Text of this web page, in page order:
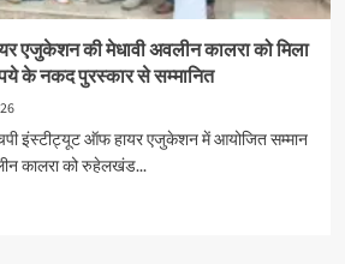
एजुकेशन की मेधावी अवलीन कालरा को मिला
के नकद पुरस्कार से सम्मानित
इंस्टीट्यूट ऑफ हायर एजुकेशन में आयोजित सम्मान
कालरा को रुहेलखंड...